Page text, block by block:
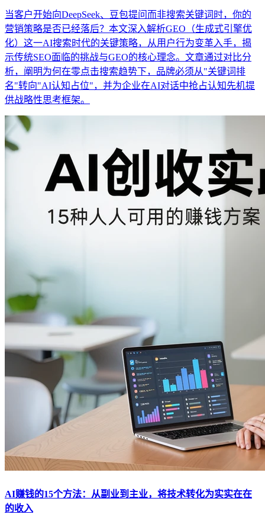
当客户开始向DeepSeek、豆包提问而非搜索关键词时，你的
营销策略是否已经落后？本文深入解析GEO（生成式引擎优
化）这一AI搜索时代的关键策略，从用户行为变革入手，揭
示传统SEO面临的挑战与GEO的核心理念。文章通过对比分
析，阐明为何在零点击搜索趋势下，品牌必须从"关键词排
名"转向"AI认知占位"，并为企业在AI对话中抢占认知先机提
供战略性思考框架。
AI赚钱的15个方法：从副业到主业，将技术转化为实实在在
的收入